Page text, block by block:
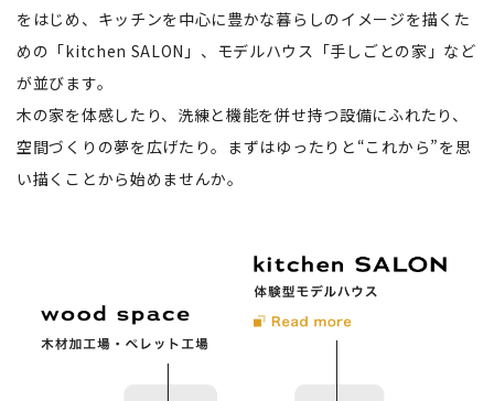
をはじめ、キッチンを中心に豊かな暮らしのイメージを描くた
めの「kitchen SALON」、モデルハウス「手しごとの家」など
が並びます。
木の家を体感したり、洗練と機能を併せ持つ設備にふれたり、
空間づくりの夢を広げたり。まずはゆったりと“これから”を思
い描くことから始めませんか。